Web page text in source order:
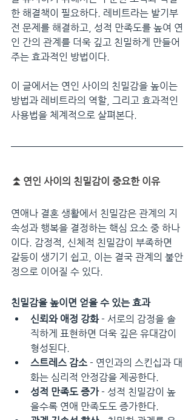
한 해결책이 필요하다. 레비트라는 발기부
전 문제를 해결하고, 성적 만족도를 높여 연
인 간의 관계를 더욱 깊고 친밀하게 만들어
주는 효과적인 방법이다.
이 글에서는 연인 사이의 친밀감을 높이는
방법과 레비트라의 역할, 그리고 효과적인
사용법을 체계적으로 살펴본다.
⏫ 연인 사이의 친밀감이 중요한 이유
연애나 결혼 생활에서 친밀감은 관계의 지
속성과 행복을 결정하는 핵심 요소 중 하나
이다. 감정적, 신체적 친밀감이 부족하면
갈등이 생기기 쉽고, 이는 결국 관계의 불안
정으로 이어질 수 있다.
친밀감을 높이면 얻을 수 있는 효과
신뢰와 애정 강화 - 서로의 감정을 솔
직하게 표현하면 더욱 깊은 유대감이
형성된다.
스트레스 감소 - 연인과의 스킨십과 대
화는 심리적 안정감을 제공한다.
성적 만족도 증가 - 성적 친밀감이 높
을수록 연애 만족도도 증가한다.